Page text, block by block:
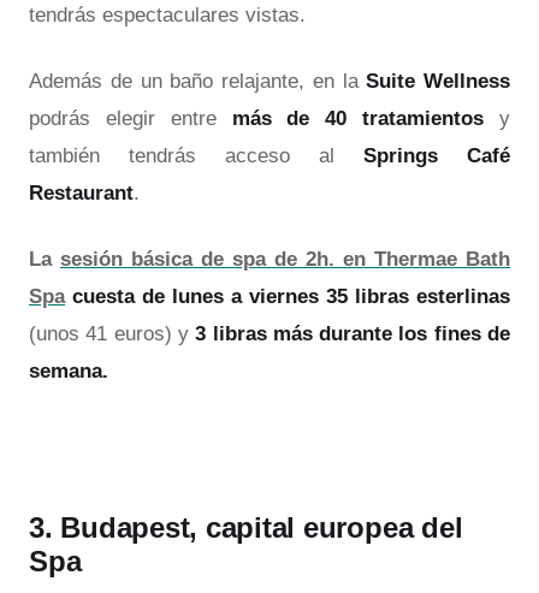
tendrás espectaculares vistas.
Además de un baño relajante, en laSuite Wellness
podrás elegir entre más de 40 tratamientosy
también tendrás acceso al Springs Café
Restaurant.
La sesión básica de spa de 2h. en Thermae Bath
Spacuesta de lunes a viernes 35 libras esterlinas
(unos 41 euros) y3 libras más durante los fines de
semana.
3. Budapest, capital europea del
Spa